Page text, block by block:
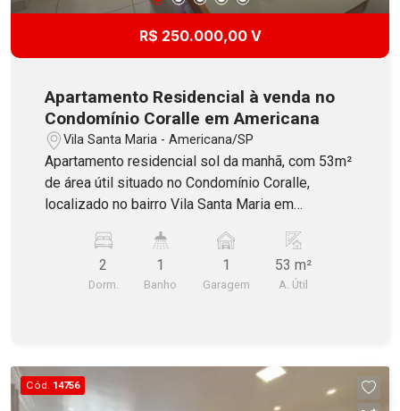
R$ 250.000,00 V
Apartamento Residencial à venda no
Condomínio Coralle em Americana
Vila Santa Maria - Americana/SP
Apartamento residencial sol da manhã, com 53m²
de área útil situado no Condomínio Coralle,
localizado no bairro Vila Santa Maria em
banheiro social com blindex, sala dois ambientes
incluindo sacada, cozinha com armários
planejados e área de serviço. Contém 1 vaga de
2
Dorm.
1
Banho
1
Garagem
53 m²
A. Útil
Cód. 14756